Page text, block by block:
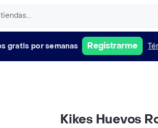
gratis por semanas Registrarme
Kikes Huevos